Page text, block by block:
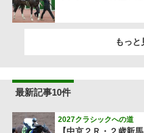
もっと
最新記事10件
2027クラシックへの道